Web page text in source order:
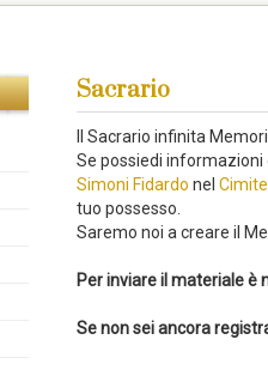
Sacrario
Il Sacrario infinita
Se possiedi
Simoni Fidardo nel
tuo possesso.
Saremo noi a creare il
Per inviare il materiale è
Se non sei ancora